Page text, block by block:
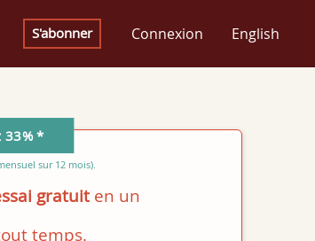
S'abonner Connexion English
33% *
sur 12 mois).
gratuit en un
temps.